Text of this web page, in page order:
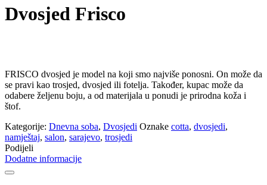
Dvosjed Frisco
FRISCO dvosjed je model na koji smo najviše ponosni. On može da
se pravi kao trosjed, dvosjed ili fotelja. Također, kupac može da
odabere željenu boju, a od materijala u ponudi je prirodna koža i
štof.
Kategorije: Dnevna soba, Dvosjedi Oznake cotta, dvosjedi,
namještaj, salon, sarajevo, trosjedi
Podijeli
Dodatne informacije